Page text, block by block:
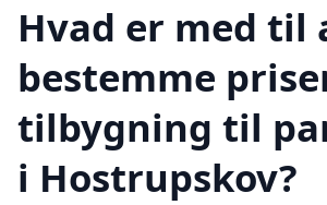
Hvad er med til
bestemme
tilbygning til
i Hostrupskov?